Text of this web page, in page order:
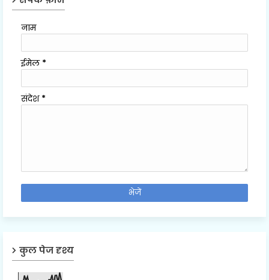
नाम
ईमेल *
संदेश *
कुल पेज दृश्य